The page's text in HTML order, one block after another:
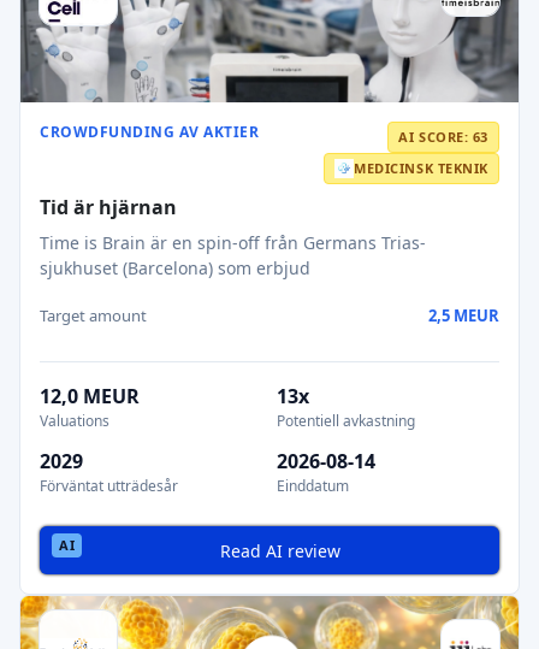
CROWDFUNDING AV AKTIER
AI SCORE: 63
MEDICINSK TEKNIK
Tid är hjärnan
Time is Brain är en spin-off från Germans Trias-
sjukhuset (Barcelona) som erbjud
Target amount 2,5 MEUR
12,0 MEUR
Valuations
13x
Potentiell avkastning
2029
Förväntat utträdesår
2026-08-14
Einddatum
Read AI review